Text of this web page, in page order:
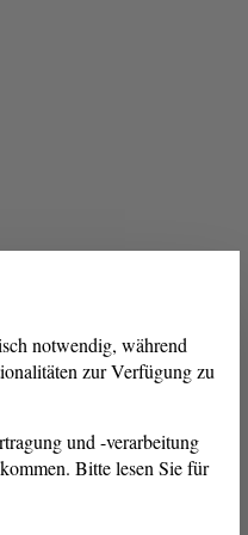
notwendig, während
zur Verfügung zu
und -verarbeitung
Bitte lesen Sie für